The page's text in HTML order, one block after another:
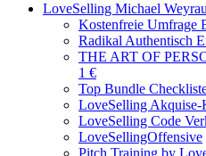
LoveSelling Michael
Kostenfreie Umfrage
Radikal Authentisch
THE ART OF
1 €
Top Bundle
LoveSelling
LoveSelling Code
LoveSellingOffensive
Pitch Training by